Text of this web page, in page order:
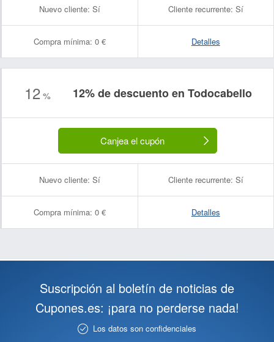
Nuevo cliente: Sí Cliente recurrente: Sí
Compra mínima: 0 € Detalles
12 % 12% de descuento en Todocabello
Canjea el cupón
Nuevo cliente: Sí Cliente recurrente: Sí
Compra mínima: 0 € Detalles
Suscripción al boletín de noticias de
Cupones.es: ¡para no perderse nada!
Los datos son confidenciales